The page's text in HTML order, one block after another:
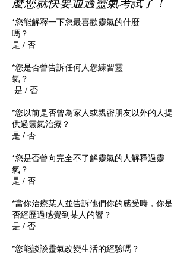
*您能解釋一下您最喜歡靈氣的什麼
嗎？
是 / 否
*您是否曾告訴任何人您練習靈
氣？
是 / 否
*您以前是否曾為家人或親密朋友以外的人提
供過靈氣治療？
是 / 否
*您是否曾向完全不了解靈氣的人解釋過靈
氣？
是 / 否
*當你治療某人並告訴他們你的感受時，你是
否經歷過感覺到某人的響？
是 / 否
*您能談談靈氣改變生活的經驗嗎？